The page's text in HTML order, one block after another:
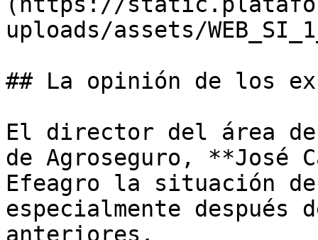
uploads/assets/
## La opinión de los
El director del área
de Agroseguro, **José
Efeagro la situación
especialmente después
anteriores.